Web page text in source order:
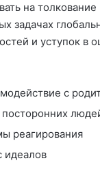
на
задачах
и уступок в
с
реагирования
идеалов